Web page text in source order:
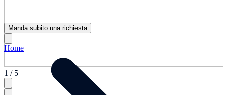
1 / 5
Manda subito una richiesta
Home